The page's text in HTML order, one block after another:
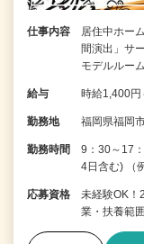
仕事内容
居住中ホー
間演出」サ
モデルルー
給与 時給1,400円
勤務地 福岡県福岡
勤務時間
9：30～17
4日含む) （
応募資格
未経験OK！
業・扶養範